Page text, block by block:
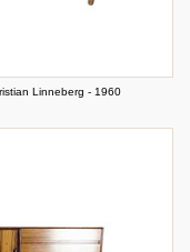
Linneberg - 1960